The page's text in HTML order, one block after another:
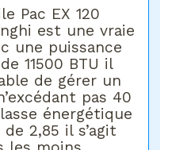
Pac EX 120
est une vraie
une puissance
11500 BTU il
de gérer un
pas 40
énergétique
2,85 il s’agit